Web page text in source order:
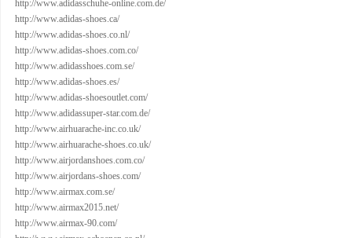
http://www.adidasschuhe-online.com.de/
http://www.adidas-shoes.ca/
http://www.adidas-shoes.co.nl/
http://www.adidas-shoes.com.co/
http://www.adidasshoes.com.se/
http://www.adidas-shoes.es/
http://www.adidas-shoesoutlet.com/
http://www.adidassuper-star.com.de/
http://www.airhuarache-inc.co.uk/
http://www.airhuarache-shoes.co.uk/
http://www.airjordanshoes.com.co/
http://www.airjordans-shoes.com/
http://www.airmax.com.se/
http://www.airmax2015.net/
http://www.airmax-90.com/